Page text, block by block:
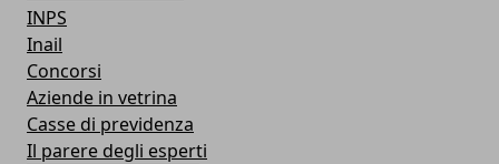
INPS
Inail
Concorsi
Aziende in vetrina
Casse di previdenza
Il parere degli esperti